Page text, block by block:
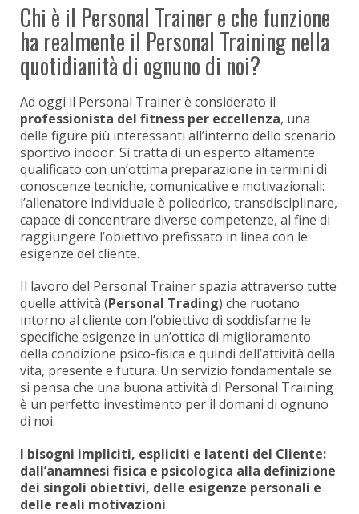
Chi è il Personal Trainer e che funzione
ha realmente il Personal Training nella
quotidianità di ognuno di noi?
Ad oggi il Personal Trainer è considerato il
professionista del fitness per eccellenza, una
delle figure più interessanti all’interno dello scenario
sportivo indoor. Si tratta di un esperto altamente
qualificato con un’ottima preparazione in termini di
conoscenze tecniche, comunicative e motivazionali:
l’allenatore individuale è poliedrico, transdisciplinare,
capace di concentrare diverse competenze, al fine di
raggiungere l’obiettivo prefissato in linea con le
esigenze del cliente.
Il lavoro del Personal Trainer spazia attraverso tutte
quelle attività (Personal Trading) che ruotano
intorno al cliente con l’obiettivo di soddisfarne le
specifiche esigenze in un’ottica di miglioramento
della condizione psico-fisica e quindi dell’attività della
vita, presente e futura. Un servizio fondamentale se
si pensa che una buona attività di Personal Training
è un perfetto investimento per il domani di ognuno
di noi.
I bisogni impliciti, espliciti e latenti del Cliente:
dall’anamnesi fisica e psicologica alla definizione
dei singoli obiettivi, delle esigenze personali e
delle reali motivazioni